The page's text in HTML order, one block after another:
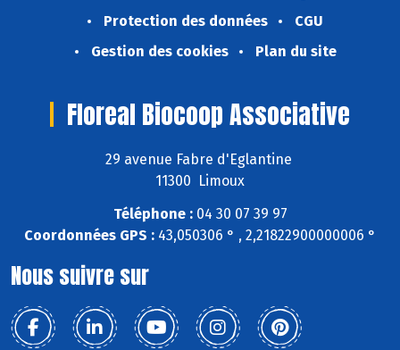
Protection des données
CGU
Gestion des cookies
Plan du site
Floreal Biocoop Associative
29 avenue Fabre d'Eglantine
11300 Limoux
Téléphone :04 30 07 39 97
Coordonnées GPS : 43,050306 ° , 2,21822900000006 °
Nous suivre sur